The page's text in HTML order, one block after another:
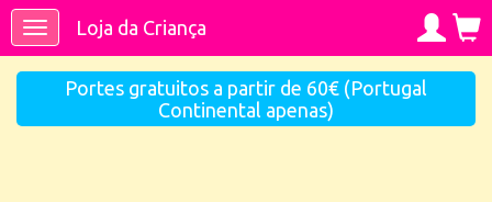
ToggleLoja da Criança
Portes gratuitos a partir de 60€ (Portugal
Continental apenas)